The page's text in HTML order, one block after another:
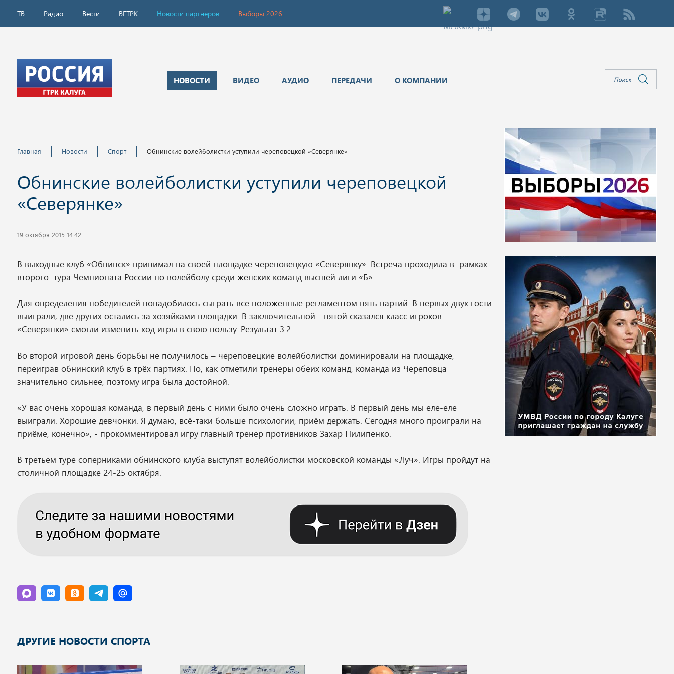
ТВ Радио Вести ВГТРК Новости партнёров Выборы 2026
НОВОСТИ ВИДЕО АУДИО ПЕРЕДАЧИ О КОМПАНИИ
Главная Новости Спорт Обнинские волейболистки уступили череповецкой «Северянке»
Обнинские волейболистки уступили череповецкой
«Северянке»
19 октября 2015 14:42
В выходные клуб «Обнинск» принимал на своей площадке череповецкую «Северянку». Встреча проходила в рамках
второго тура Чемпионата России по волейболу среди женских команд высшей лиги «Б».
Для определения победителей понадобилось сыграть все положенные регламентом пять партий. В первых двух гости
выиграли, две других остались за хозяйками площадки. В заключительной - пятой сказался класс игроков -
«Северянки» смогли изменить ход игры в свою пользу. Результат 3:2.
Во второй игровой день борьбы не получилось – череповецкие волейболистки доминировали на площадке,
переиграв обнинский клуб в трёх партиях. Но, как отметили тренеры обеих команд, команда из Череповца
значительно сильнее, поэтому игра была достойной.
«У вас очень хорошая команда, в первый день с ними было очень сложно играть. В первый день мы еле-еле
выиграли. Хорошие девчонки. Я думаю, всё-таки больше психологии, приём держать. Сегодня много проиграли на
приёме, конечно», - прокомментировал игру главный тренер противников Захар Пилипенко.
В третьем туре соперниками обнинского клуба выступят волейболистки московской команды «Луч». Игры пройдут на
столичной площадке 24-25 октября.
ДРУГИЕ НОВОСТИ СПОРТА